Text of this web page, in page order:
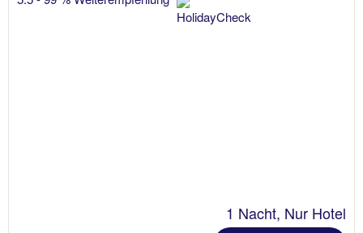
1 Nacht, Nur Hotel